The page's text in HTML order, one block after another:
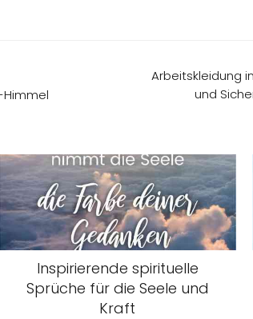
Himmel
Arbeitskleidung
und
Inspirierende spirituelle
Sprüche für die Seele und
Kraft